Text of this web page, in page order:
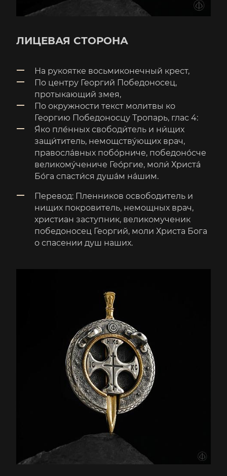
ЛИЦЕВАЯ СТОРОНА
На рукоятке восьмиконечный крест,
По центру Георгий Победоносец,
протыкающий змея,
По окружности текст молитвы ко
Георгию Победоносцу Тропарь, глас 4:
Я́ко пле́нных свободи́тель и ни́щих
защи́титель, немощству́ющих вpач,
правосла́вных побо́рниче, победоно́сче
великому́чениче Гео́pгие, моли́ Хpиста́
Бо́га спасти́ся душа́м на́шим.
Перевод: Пленников освободитель и
нищих покровитель, немощных врач,
христиан заступник, великомученик
победоносец Георгий, моли Христа Бога
о спасении душ наших.